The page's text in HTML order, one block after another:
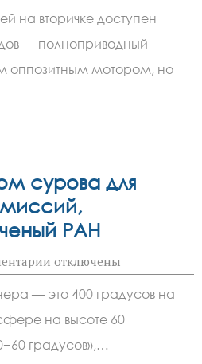
XV
с
пробегом:
плюсы
и
на вторичке доступен
— полноприводный
оппозитным мотором, но
сурова для
РАН
к
записи
Венера
слишком
сурова
для
пилотируемых
миссий,
отключены
— это 400 градусов на
на высоте 60
градусов»,…